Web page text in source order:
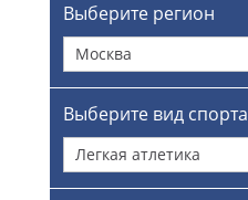
Выберите регион
Москва
Выберите вид спорта
Легкая атлетика